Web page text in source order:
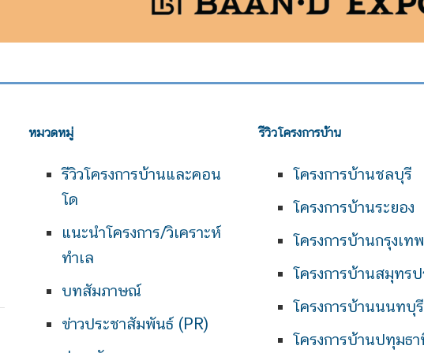
หมวดหมู่
รีวิวโครงการบ้านและคอน
โด
แนะนำโครงการ/วิเคราะห์
ทำเล
บทสัมภาษณ์
ข่าวประชาสัมพันธ์ (PR)
รีวิวโครงการบ้าน
โครงการบ้านชลบุรี
โครงการบ้านระยอง
โครงการบ้านกรุงเท
โครงการบ้านสมุทรป
โครงการบ้านนนทบุรี
โครงการบ้านปทุมธ